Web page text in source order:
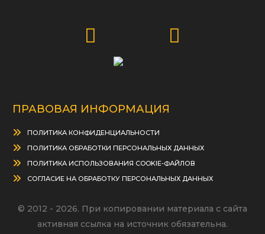
ПРАВОВАЯ ИНФОРМАЦИЯ
ПОЛИТИКА КОНФИДЕНЦИАЛЬНОСТИ
ПОЛИТИКА ОБРАБОТКИ ПЕРСОНАЛЬНЫХ ДАННЫХ
ПОЛИТИКА ИСПОЛЬЗОВАНИЯ COOKIE-ФАЙЛОВ
СОГЛАСИЕ НА ОБРАБОТКУ ПЕРСОНАЛЬНЫХ ДАННЫХ
© 2012 - 2026. При копировании материала с сайта
активная ссылка на источник обязательна.